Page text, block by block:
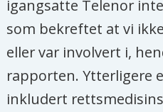
igangsatte Telenor
som bekreftet at vi
eller var involvert i,
rapporten. Ytterligere
inkludert